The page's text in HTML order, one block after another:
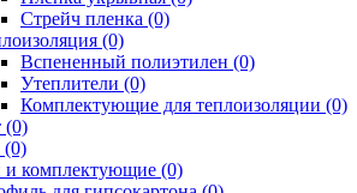
Стрейч пленка (0)
(0)
Вспененный полиэтилен (0)
Утеплители (0)
Комплектующие для теплоизоляции (0)
(0)
комплектующие (0)